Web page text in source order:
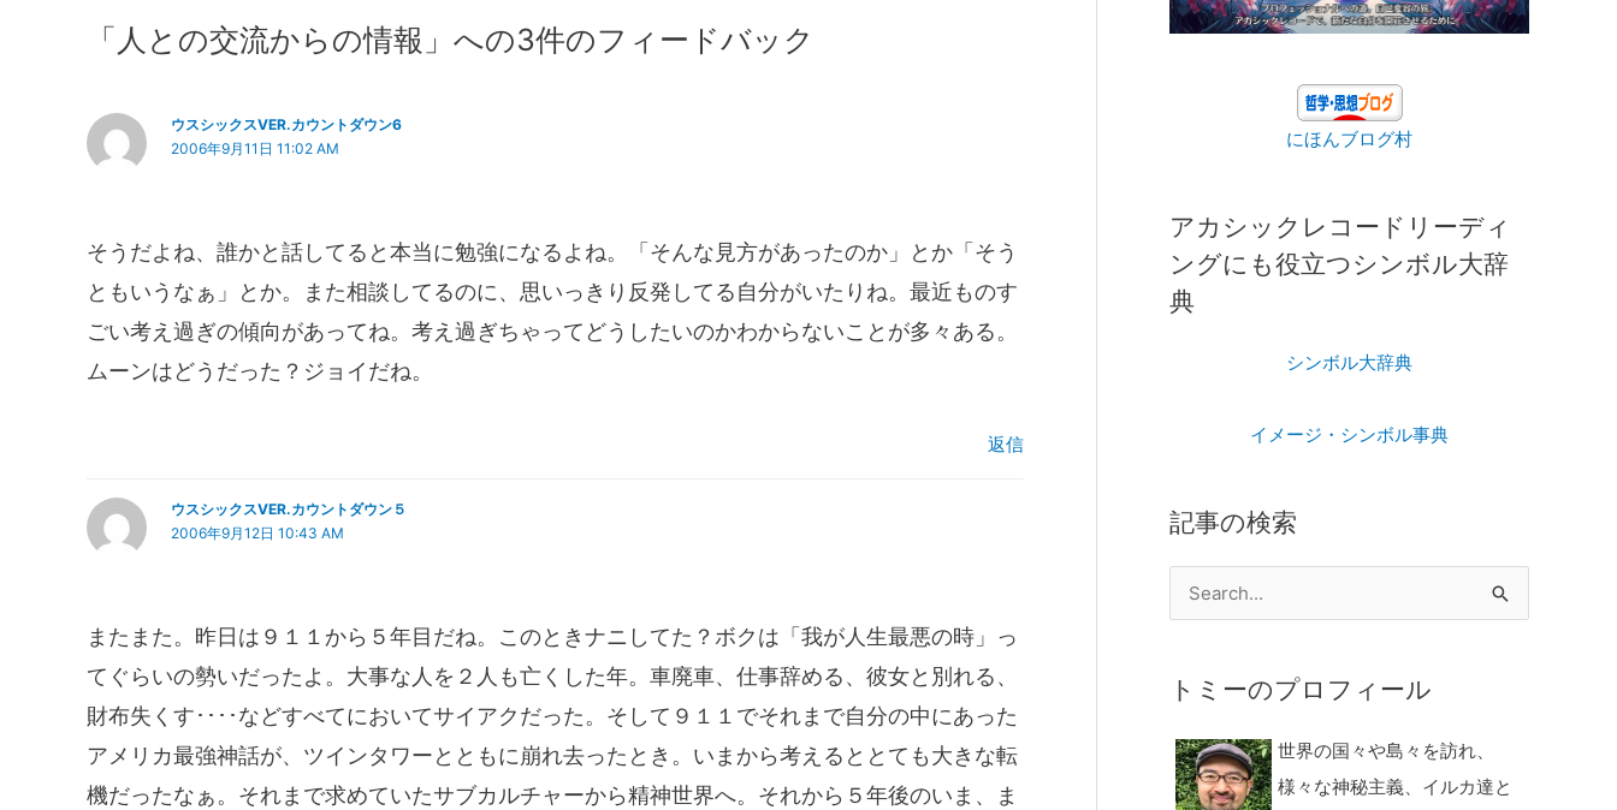
「人との交流からの情報」への3件のフィードバック
ウスシックスVER.カウントダウン6
2006年9月11日 11:02 AM
そうだよね、誰かと話してると本当に勉強になるよね。「そんな見方があったのか」とか「そう
ともいうなぁ」とか。また相談してるのに、思いっきり反発してる自分がいたりね。最近ものす
ごい考え過ぎの傾向があってね。考え過ぎちゃってどうしたいのかわからないことが多々ある。
ムーンはどうだった？ジョイだね。
返信
ウスシックスVER.カウントダウン５
2006年9月12日 10:43 AM
またまた。昨日は９１１から５年目だね。このときナニしてた？ボクは「我が人生最悪の時」っ
てぐらいの勢いだったよ。大事な人を２人も亡くした年。車廃車、仕事辞める、彼女と別れる、
財布失くす････などすべてにおいてサイアクだった。そして９１１でそれまで自分の中にあった
アメリカ最強神話が、ツインタワーとともに崩れ去ったとき。いまから考えるととても大きな転
機だったなぁ。それまで求めていたサブカルチャーから精神世界へ。それから５年後のいま、ま
にほんブログ村
アカシックレコードリーディ
ングにも役立つシンボル大辞
典
シンボル大辞典
イメージ・シンボル事典
記事の検索
トミーのプロフィール
世界の国々や島々を訪れ、
様々な神秘主義、イルカ達と